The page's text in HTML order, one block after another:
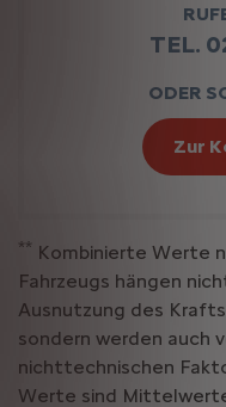
TEL.
ODER
Zur
** Kombinierte Werte
Fahrzeugs hängen
Ausnutzung des
sondern werden auch
nichttechnischen
Werte sind